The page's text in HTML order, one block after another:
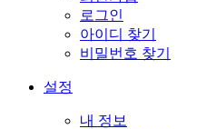
로그인
아이디 찾기
비밀번호 찾기
설정
내 정보